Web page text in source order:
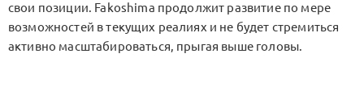
свои позиции. Fakoshima продолжит развитие по мере
возможностей в текущих реалиях и не будет стремиться
активно масштабироваться, прыгая выше головы.